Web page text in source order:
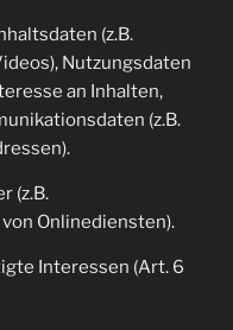
(z.B.
Nutzungsdaten
an Inhalten,
(z.B.
(z.B.
Onlinediensten).
Interessen (Art. 6